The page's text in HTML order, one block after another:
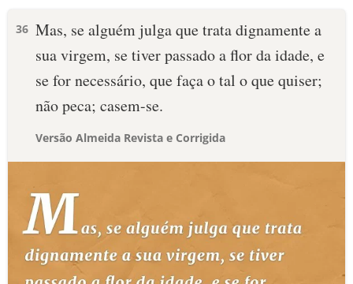
36 Mas, se alguém julga que trata dignamente a
sua virgem, se tiver passado a flor da idade, e
se for necessário, que faça o tal o que quiser;
não peca; casem-se.
Versão Almeida Revista e Corrigida